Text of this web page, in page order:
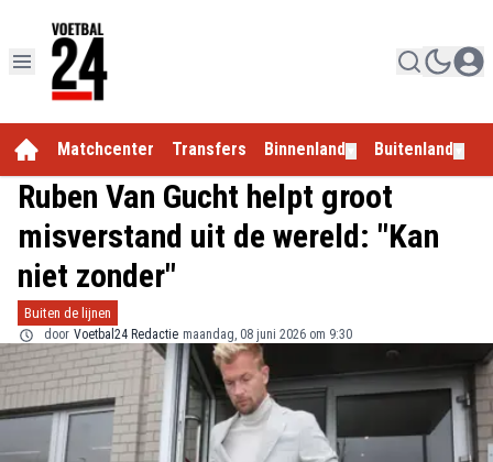
Matchcenter Transfers Binnenland Buitenland
Ruben Van Gucht helpt groot
misverstand uit de wereld: "Kan
niet zonder"
Buiten de lijnen
door Voetbal24 Redactie maandag, 08 juni 2026 om 9:30